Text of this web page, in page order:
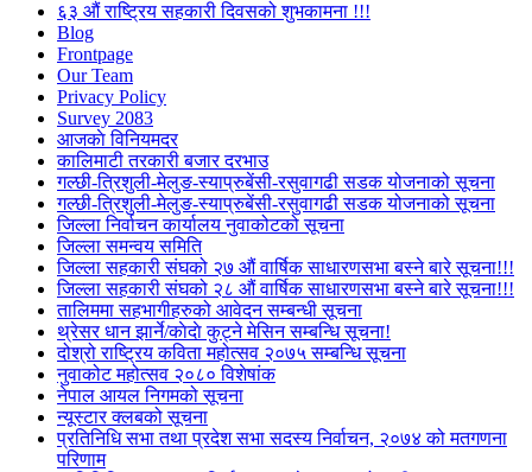
६३ औं राष्ट्रिय सहकारी दिवसको शुभकामना !!!
Blog
Frontpage
Our Team
Privacy Policy
Survey 2083
आजकाे विनियमदर
कालिमाटी तरकारी बजार दरभाउ
गल्छी-त्रिशुली-मेलुङ-स्याप्रुबेंसी-रसुवागढी सडक योजनाको सूचना
गल्छी-त्रिशुली-मेलुङ-स्याप्रुबेंसी-रसुवागढी सडक योजनाको सूचना
जिल्ला निर्वाचन कार्यालय नुवाकोटको सूचना
जिल्ला समन्वय समिति
जिल्ला सहकारी संघको २७ औं वार्षिक साधारणसभा बस्ने बारे सूचना!!!
जिल्ला सहकारी संघको २८ औं वार्षिक साधारणसभा बस्ने बारे सूचना!!!
तालिममा सहभागीहरुको आवेदन सम्बन्धी सूचना
थ्रेसर धान झार्ने/काेदाे कुट्ने मेसिन सम्बन्धि सूचना!
दोश्रो राष्ट्रिय कविता महोत्सव २०७५ सम्बन्धि सूचना
नुवाकोट महोत्सव २०८० विशेषांक
नेपाल आयल निगमको सूचना
न्यूस्टार क्लबको सूचना
प्रतिनिधि सभा तथा प्रदेश सभा सदस्य निर्वाचन, २०७४ को मतगणना
परिणाम